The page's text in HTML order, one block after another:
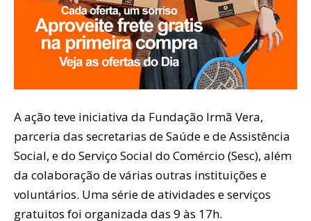
A ação teve iniciativa da Fundação Irmã Vera,
parceria das secretarias de Saúde e de Assistência
Social, e do Serviço Social do Comércio (Sesc), além
da colaboração de várias outras instituições e
voluntários. Uma série de atividades e serviços
gratuitos foi organizada das 9 às 17h.